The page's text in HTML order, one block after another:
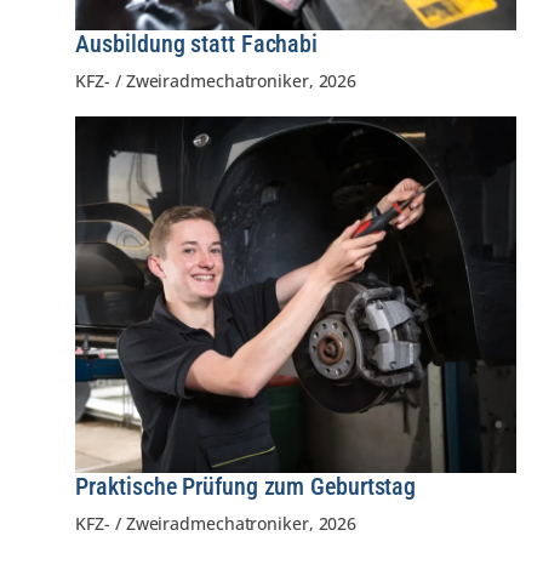
Ausbildung statt Fachabi
KFZ- / Zweiradmechatroniker, 2026
Praktische Prüfung zum Geburtstag
KFZ- / Zweiradmechatroniker, 2026